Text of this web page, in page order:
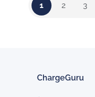
1 2 3
ChargeGuru